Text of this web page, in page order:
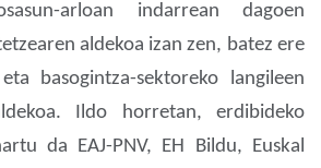
arloan indarrean dagoen
aldekoa izan zen, batez ere
basogintza-sektoreko langileen
Ildo horretan, erdibideko
da EAJ-PNV, EH Bildu, Euskal